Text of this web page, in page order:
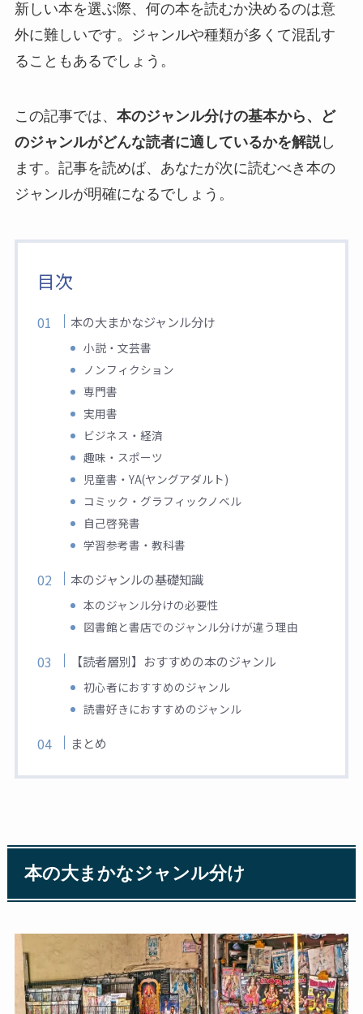
新しい本を選ぶ際、何の本を読むか決めるのは意
外に難しいです。ジャンルや種類が多くて混乱す
ることもあるでしょう。
この記事では、 本のジャンル分けの基本から、ど
のジャンルがどんな読者に適しているかを解説し
ます。記事を読めば、あなたが次に読むべき本の
ジャンルが明確になるでしょう。
目次
本の大まかなジャンル分け
小説・文芸書
ノンフィクション
専門書
実用書
ビジネス・経済
趣味・スポーツ
児童書・YA(ヤングアダルト)
コミック・グラフィックノベル
自己啓発書
学習参考書・教科書
本のジャンルの基礎知識
本のジャンル分けの必要性
図書館と書店でのジャンル分けが違う理由
【読者層別】おすすめの本のジャンル
初心者におすすめのジャンル
読書好きにおすすめのジャンル
まとめ
本の大まかなジャンル分け